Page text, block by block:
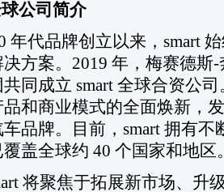
公司简介
年代品牌创立以来，smart
方案。2019 年，梅赛德斯
同成立 smart 全球合资公司
和商业模式的全面焕新，
品牌。目前，smart 拥有不
盖全球约 40 个国家和地区
将聚焦于拓展新市场、升